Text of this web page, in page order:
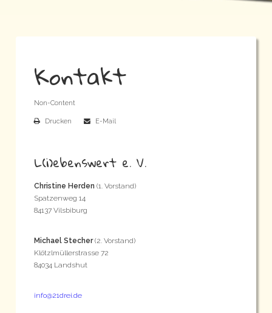
Kontakt
Non-Content
Drucken E-Mail
L(i)ebenswert e. V.
Christine Herden (1. Vorstand)
Spatzenweg 14
84137 Vilsbiburg
Michael Stecher(2. Vorstand)
Klötzlmüllerstrasse 72
84034 Landshut
info@21drei.de